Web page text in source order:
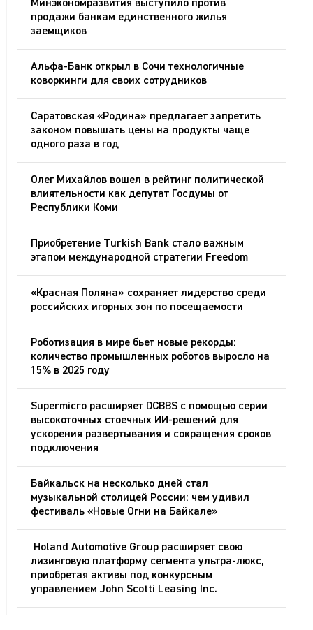
Минэкономразвития выступило против
продажи банкам единственного жилья
заемщиков
Альфа-Банк открыл в Сочи технологичные
коворкинги для своих сотрудников
Саратовская «Родина» предлагает запретить
законом повышать цены на продукты чаще
одного раза в год
Олег Михайлов вошел в рейтинг политической
влиятельности как депутат Госдумы от
Республики Коми
Приобретение Turkish Bank стало важным
этапом международной стратегии Freedom
«Красная Поляна» сохраняет лидерство среди
российских игорных зон по посещаемости
Роботизация в мире бьет новые рекорды:
количество промышленных роботов выросло на
15% в 2025 году
Supermicro расширяет DCBBS с помощью серии
высокоточных стоечных ИИ-решений для
ускорения развертывания и сокращения сроков
подключения
Байкальск на несколько дней стал
музыкальной столицей России: чем удивил
фестиваль «Новые Огни на Байкале»
Holand Automotive Group расширяет свою
лизинговую платформу сегмента ультра-люкс,
приобретая активы под конкурсным
управлением John Scotti Leasing Inc.